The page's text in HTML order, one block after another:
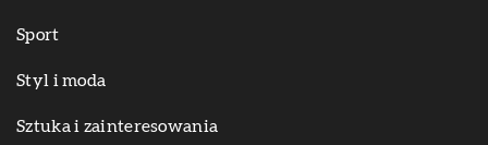
Sport
Styl i moda
Sztuka i zainteresowania